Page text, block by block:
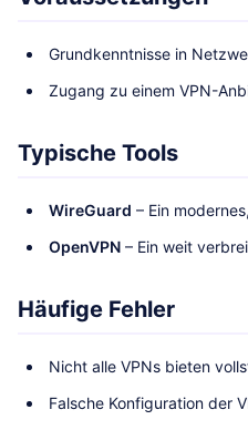
Grundkenntnisse in
Zugang zu einem VPN-
Typische Tools
WireGuard – Ein
OpenVPN – Ein weit
Häufige Fehler
Nicht alle VPNs bieten
Falsche Konfiguration der